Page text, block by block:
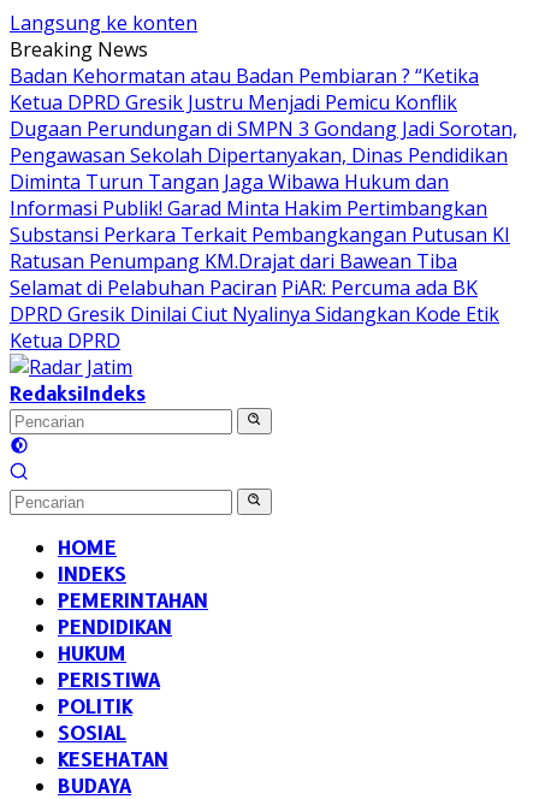
Langsung ke konten
Breaking News
Badan Kehormatan atau Badan Pembiaran ? “Ketika
Ketua DPRD Gresik Justru Menjadi Pemicu Konflik
Dugaan Perundungan di SMPN 3 Gondang Jadi Sorotan,
Pengawasan Sekolah Dipertanyakan, Dinas Pendidikan
Diminta Turun Tangan Jaga Wibawa Hukum dan
Informasi Publik! Garad Minta Hakim Pertimbangkan
Substansi Perkara Terkait Pembangkangan Putusan KI
Ratusan Penumpang KM.Drajat dari Bawean Tiba
Selamat di Pelabuhan Paciran PiAR: Percuma ada BK
DPRD Gresik Dinilai Ciut Nyalinya Sidangkan Kode Etik
Ketua DPRD
RedaksiIndeks
HOME
INDEKS
PEMERINTAHAN
PENDIDIKAN
HUKUM
PERISTIWA
POLITIK
SOSIAL
KESEHATAN
BUDAYA